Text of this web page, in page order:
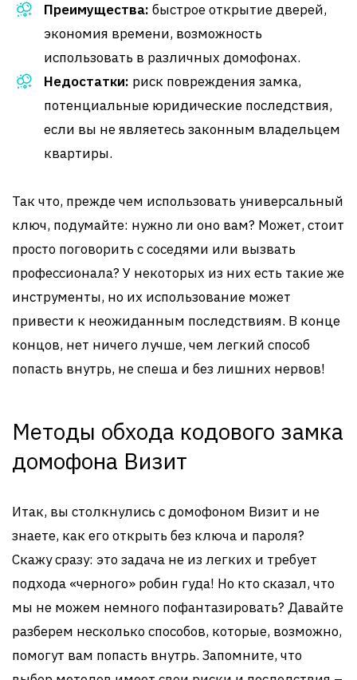
Преимущества: быстрое открытие дверей,
экономия времени, возможность
использовать в различных домофонах.
Недостатки: риск повреждения замка,
потенциальные юридические последствия,
если вы не являетесь законным владельцем
квартиры.
Так что, прежде чем использовать универсальный
ключ, подумайте: нужно ли оно вам? Может, стоит
просто поговорить с соседями или вызвать
профессионала? У некоторых из них есть такие же
инструменты, но их использование может
привести к неожиданным последствиям. В конце
концов, нет ничего лучше, чем легкий способ
попасть внутрь, не спеша и без лишних нервов!
Методы обхода кодового замка
домофона Визит
Итак, вы столкнулись с домофоном Визит и не
знаете, как его открыть без ключа и пароля?
Скажу сразу: это задача не из легких и требует
подхода «черного» робин гуда! Но кто сказал, что
мы не можем немного пофантазировать? Давайте
разберем несколько способов, которые, возможно,
помогут вам попасть внутрь. Запомните, что